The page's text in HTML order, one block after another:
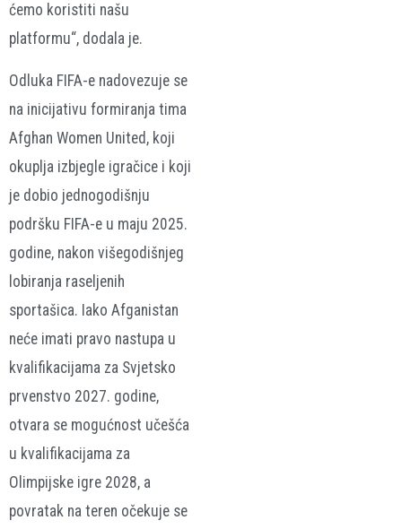
ćemo koristiti našu
platformu“, dodala je.
Odluka FIFA-e nadovezuje se
na inicijativu formiranja tima
Afghan Women United , koji
okuplja izbjegle igračice i koji
je dobio jednogodišnju
podršku FIFA-e u maju 2025.
godine, nakon višegodišnjeg
lobiranja raseljenih
sportašica. Iako Afganistan
neće imati pravo nastupa u
kvalifikacijama za Svjetsko
prvenstvo 2027. godine,
otvara se mogućnost učešća
u kvalifikacijama za
Olimpijske igre 2028, a
povratak na teren očekuje se